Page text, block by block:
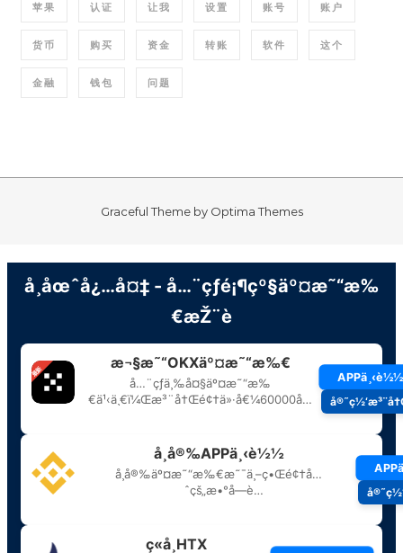
苹果 认证 让我 设置 账号 账户
货币 购买 资金 转账 软件 这个
金融 钱包 问题
Graceful Theme by Optima Themes